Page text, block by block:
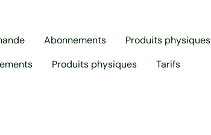
Abonnements
Produits physiques
Produits physiques
Tarifs